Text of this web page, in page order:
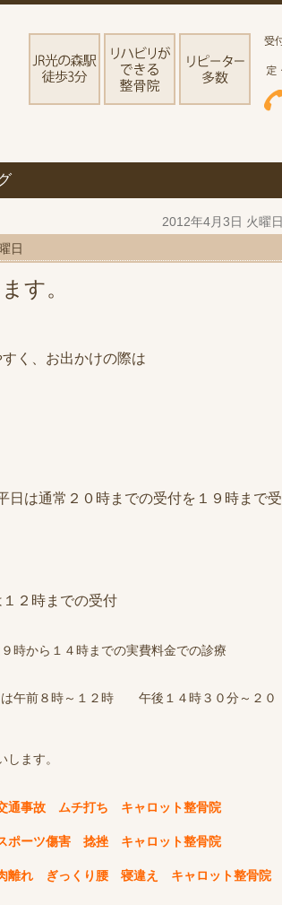
2012年4月3日 火曜日
日
す。
く、お出かけの際は
日は通常２０時までの受付を１９時まで受
１２時までの受付
時から１４時までの実費料金での診療
は午前８時～１２時 午後１４時３０分～２０
ます。
事故 ムチ打ち キャロット整骨院
ーツ傷害 捻挫 キャロット整骨院
れ ぎっくり腰 寝違え キャロット整骨院